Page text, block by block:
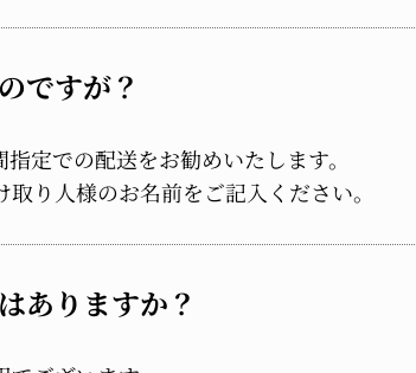
ですが？
定での配送をお勧めいたします。
り人様のお名前をご記入ください。
ありますか？